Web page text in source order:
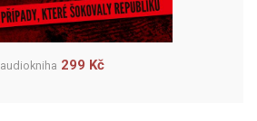
audiokniha 299 Kč